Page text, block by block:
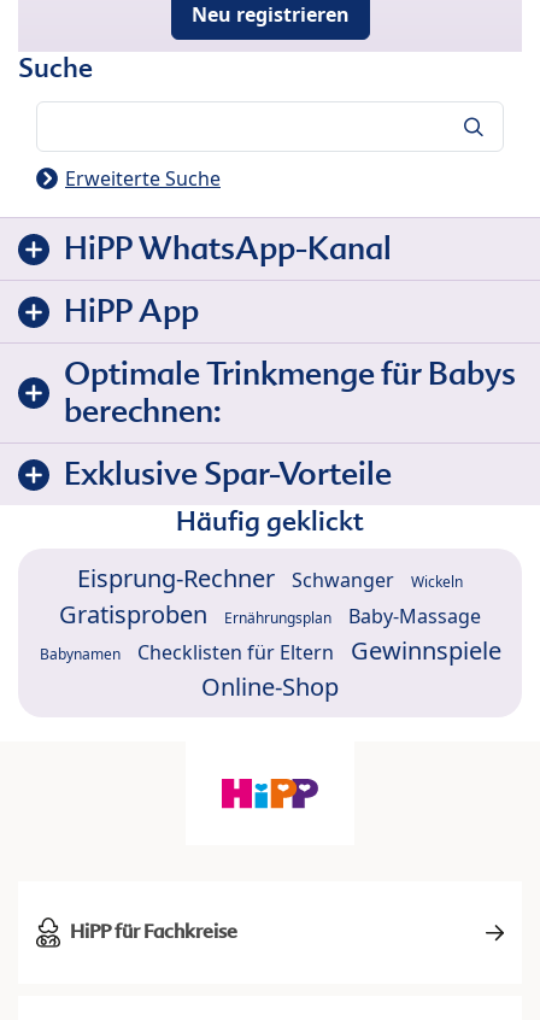
Neu registrieren
Suche
Erweiterte Suche
HiPP WhatsApp-Kanal
HiPP App
Optimale Trinkmenge für Babys
berechnen:
Exklusive Spar-Vorteile
Häufig geklickt
Eisprung-Rechner Schwanger Wickeln
Gratisproben Ernährungsplan Baby-Massage
Babynamen Checklisten für Eltern
Gewinnspiele
Online-Shop
HiPP für Fachkreise